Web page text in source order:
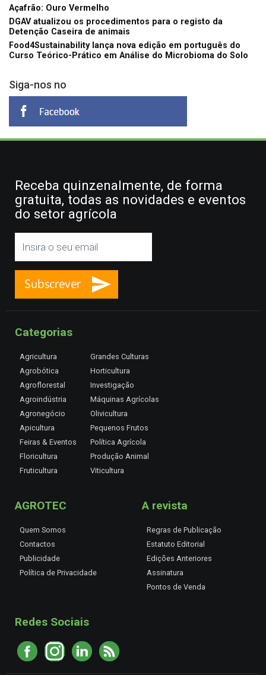
Açafrão: Ouro Vermelho
DGAV atualizou os procedimentos para o registo da
Detenção Caseira de animais
Food4Sustainability lança nova edição em português do
Curso Teórico-Prático em Análise do Microbioma do Solo
Siga-nos no
Receba quinzenalmente, de forma
gratuita, todas as novidades e eventos
do setor agrícola
Categorias
Agricultura
Agrobótica
Agroflorestal
Agroindústria
Agronegócio
Apicultura
Feiras & Eventos
Floricultura
Fruticultura
Grandes Culturas
Horticultura
Investigação
Máquinas Agrícolas
Olivicultura
Pequenos Frutos
Política Agrícola
Produção Animal
Viticultura
AGROTEC
Quem Somos
Contactos
Publicidade
Política de Privacidade
A revista
Regras de Publicação
Estatuto Editorial
Edições Anteriores
Assinatura
Pontos de Venda
Redes Sociais